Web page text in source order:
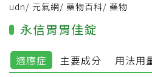
udn/ 元氣網/ 藥物百科/ 藥物
永信胃胃佳錠
適應症 主要成分 用法用